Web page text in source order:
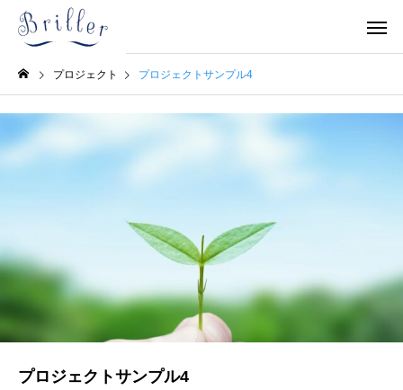
プロジェクト プロジェクトサンプル4
プロジェクトサンプル4